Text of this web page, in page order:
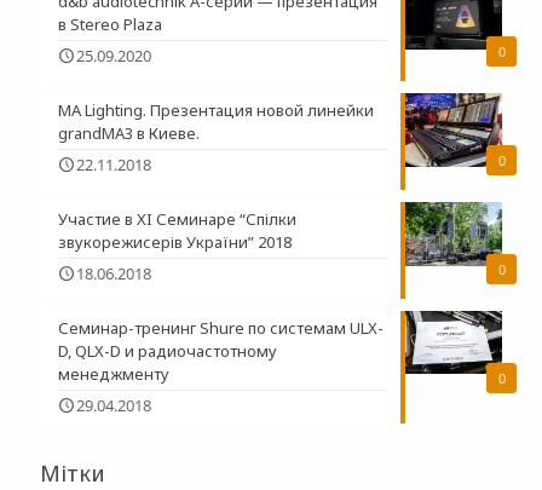
0
в Stereo Plaza
25.09.2020
0
MA Lighting. Презентация новой линейки
grandMA3 в Киеве.
22.11.2018
0
Участие в XI Семинаре “Спілки
звукорежисерів України” 2018
18.06.2018
0
Семинар-тренинг Shure по системам ULX-
D, QLX-D и радиочастотному
менеджменту
29.04.2018
Мітки